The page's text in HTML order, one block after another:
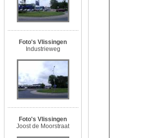
Foto's Vlissingen
Industrieweg
Foto's Vlissingen
Joost de Moorstraat